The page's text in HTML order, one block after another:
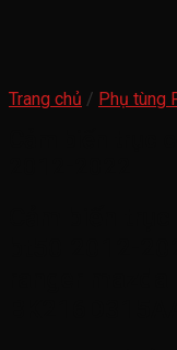
Trang chủ / Phụ tùng